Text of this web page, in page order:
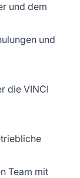
und dem
und
die VINCI
Team mit